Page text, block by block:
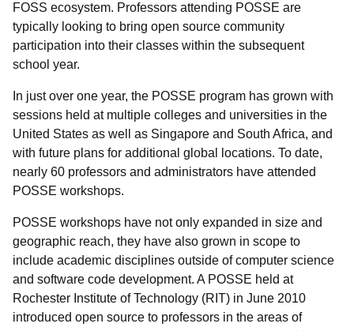
FOSS ecosystem. Professors attending POSSE are
typically looking to bring open source community
participation into their classes within the subsequent
school year.
In just over one year, the POSSE program has grown with
sessions held at multiple colleges and universities in the
United States as well as Singapore and South Africa, and
with future plans for additional global locations. To date,
nearly 60 professors and administrators have attended
POSSE workshops.
POSSE workshops have not only expanded in size and
geographic reach, they have also grown in scope to
include academic disciplines outside of computer science
and software code development. A POSSE held at
Rochester Institute of Technology (RIT) in June 2010
introduced open source to professors in the areas of